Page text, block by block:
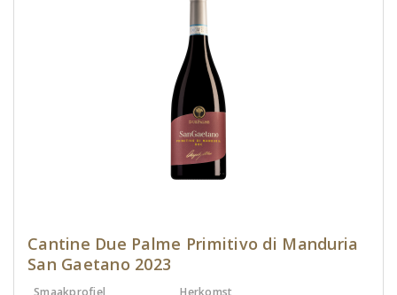
Cantine Due Palme Primitivo di Manduria
San Gaetano 2023
Smaakprofiel Herkomst